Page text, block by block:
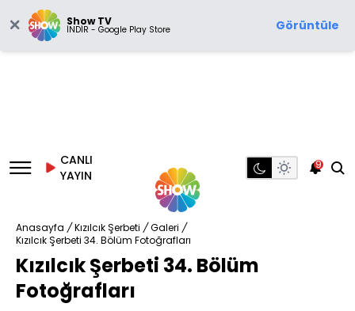
Show TV
İNDİR - Google Play Store Görüntüle
CANLI
YAYIN
9
Anasayfa / Kızılcık Şerbeti / Galeri /
Kızılcık Şerbeti 34. Bölüm Fotoğrafları
Kızılcık Şerbeti 34. Bölüm
Fotoğrafları